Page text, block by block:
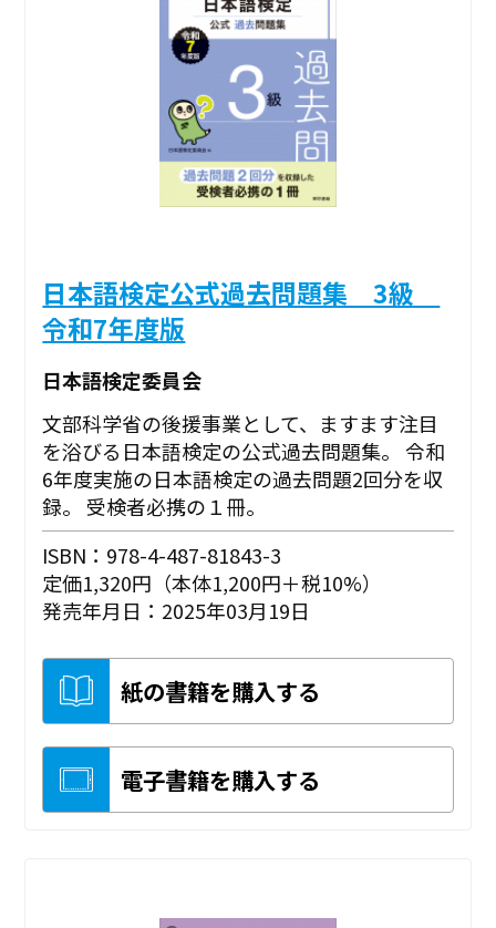
日本語検定公式過去問題集 3級
令和7年度版
日本語検定委員会
文部科学省の後援事業として、ますます注目
を浴びる日本語検定の公式過去問題集。 令和
6年度実施の日本語検定の過去問題2回分を収
録。 受検者必携の１冊。
ISBN：978-4-487-81843-3
定価1,320円（本体1,200円＋税10%）
発売年月日：2025年03月19日
紙の書籍を購入する
電子書籍を購入する